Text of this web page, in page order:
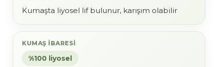
Kumaşta liyosel lif bulunur, karışım olabilir
%100 liyosel